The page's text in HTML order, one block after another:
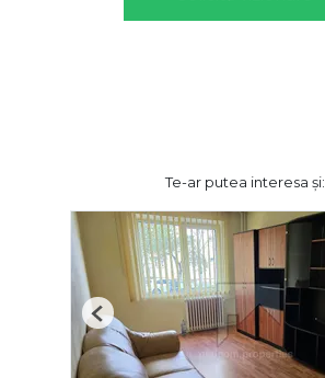
Te-ar putea interesa și:
Previous